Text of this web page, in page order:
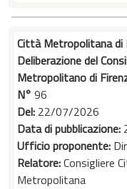
Città Metropolitana di
Deliberazione del
Metropolitano di
N° 96
Del: 22/07/2026
Data di pubblicazione:
Ufficio proponente:
Relatore:Consigliere
Metropolitana